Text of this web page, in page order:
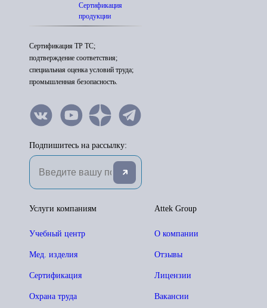
Сертификация
продукции
Сертификация ТР ТС;
подтверждение соответствия;
специальная оценка условий труда;
промышленная безопасность.
Подпишитесь на рассылку:
Attek Group
О компании
Отзывы
Лицензии
Вакансии
Услуги компаниям
Учебный центр
Мед. изделия
Сертификация
Охрана труда